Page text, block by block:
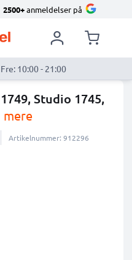
2500+anmeldelser på
10:00 - 21:00
Studio 1745,
mere
Artikelnummer: 912296